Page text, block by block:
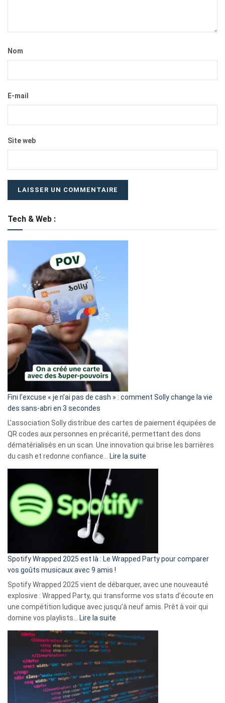
Nom
E-mail
Site web
Tech & Web :
Fini l’excuse « je n’ai pas de cash » : comment Solly change la vie
des sans-abri en 3 secondes
L’association Solly distribue des cartes de paiement équipées de
QR codes aux personnes en précarité, permettant des dons
dématérialisés en un scan. Une innovation qui brise les barrières
du cash et redonne confiance… Lire la suite
»
Solly
change
la
des
3
secondes
Spotify Wrapped 2025 est là : Le Wrapped Party pour comparer
vos goûts musicaux avec 9 amis !
Spotify Wrapped 2025 vient de débarquer, avec une nouveauté
explosive : Wrapped Party, qui transforme vos stats d’écoute en
une compétition ludique avec jusqu’à neuf amis. Prêt à voir qui
domine vos playlists… Lire la suite
Wrapped
est
là
:
Le